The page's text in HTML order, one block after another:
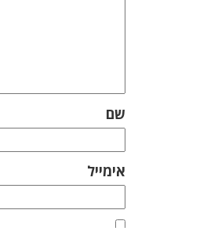
שם
אימייל